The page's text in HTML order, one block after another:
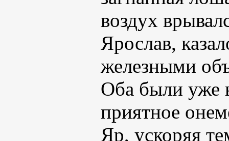
воздух
Ярослав,
железными
Оба были уже
приятное
Яр, ускоряя